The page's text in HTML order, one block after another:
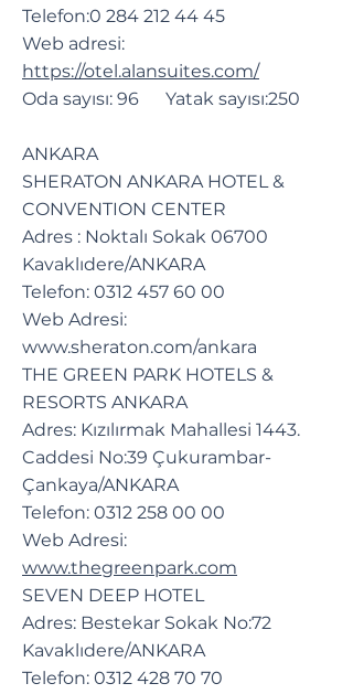
Telefon:0 284 212 44 45
Web adresi:
https://otel.alansuites.com/
Oda sayısı: 96 Yatak sayısı:250
ANKARA
SHERATON ANKARA HOTEL &
CONVENTION CENTER
Adres : Noktalı Sokak 06700
Kavaklıdere/ANKARA
Telefon: 0312 457 60 00
Web Adresi:
www.sheraton.com/ankara
THE GREEN PARK HOTELS &
RESORTS ANKARA
Adres: Kızılırmak Mahallesi 1443.
Caddesi No:39 Çukurambar-
Çankaya/ANKARA
Telefon: 0312 258 00 00
Web Adresi:
www.thegreenpark.com
SEVEN DEEP HOTEL
Adres: Bestekar Sokak No:72
Kavaklıdere/ANKARA
Telefon: 0312 428 70 70